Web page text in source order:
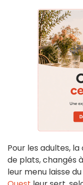
Pour les adultes,
de plats, changés
leur menu laisse